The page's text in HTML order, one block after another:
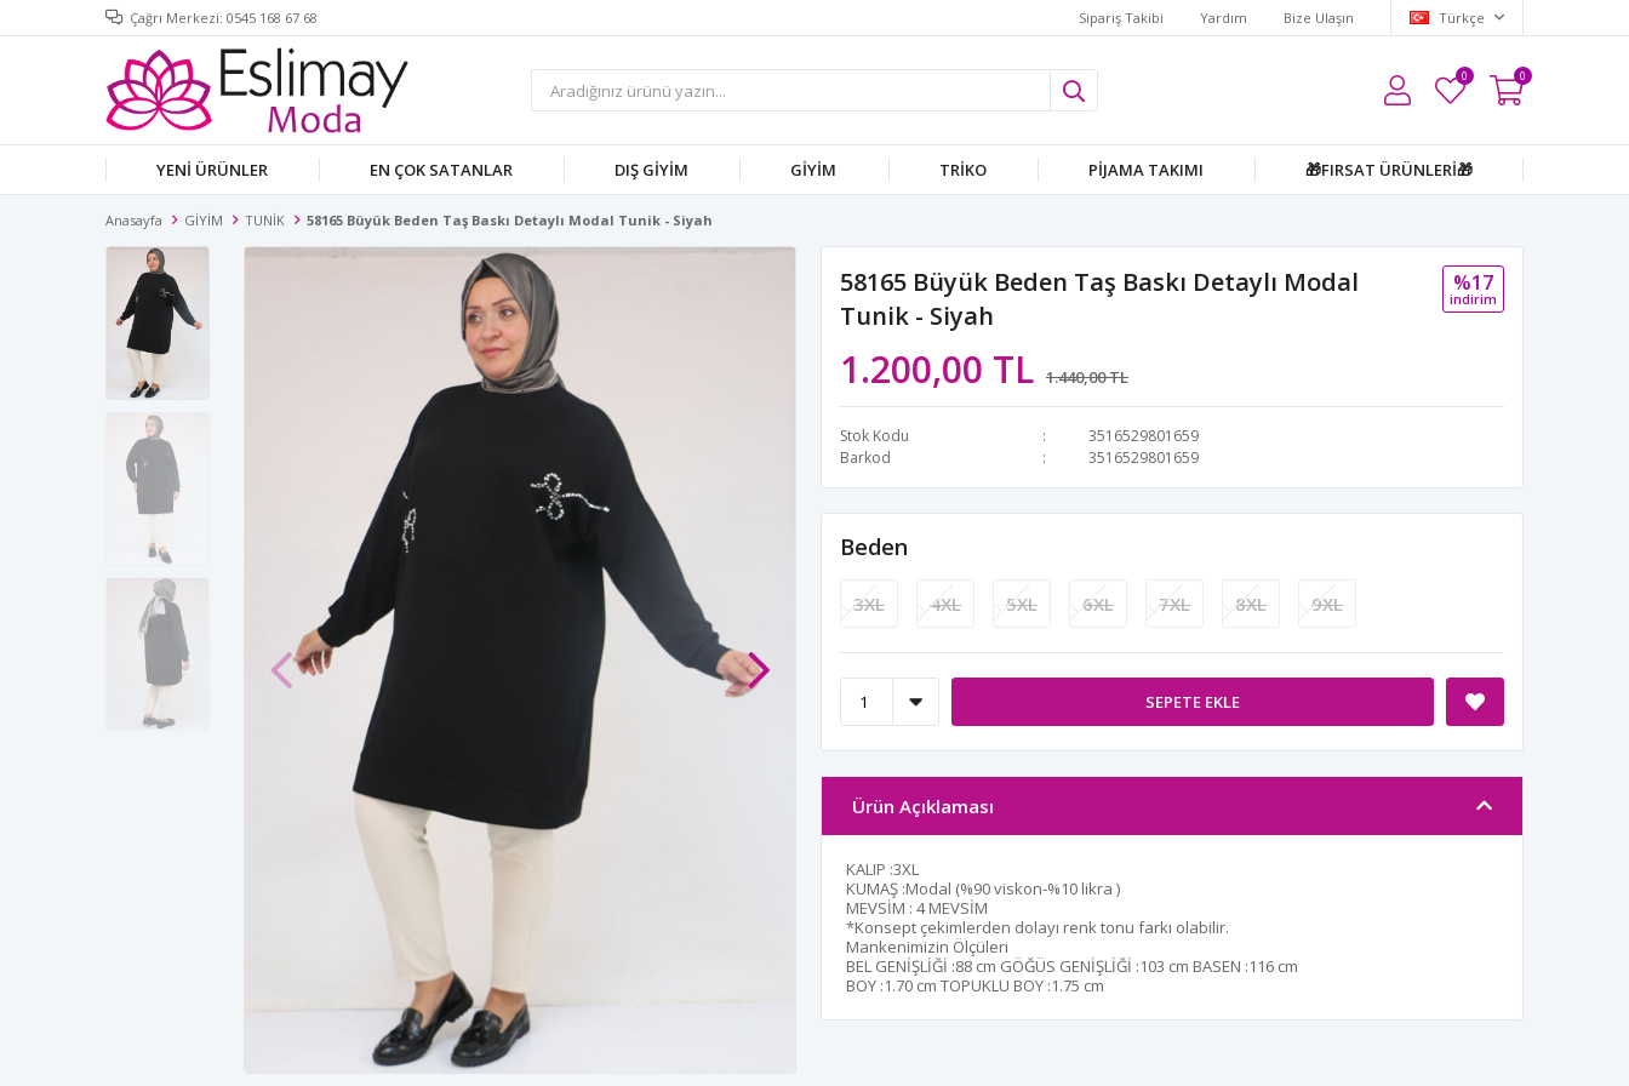
Çağrı Merkezi: 0545 168 67 68 Sipariş Takibi Yardım Bize Ulaşın Türkçe
0 0
YENİ ÜRÜNLER EN ÇOK SATANLAR DIŞ GİYİM GİYİM TRİKO PİJAMA TAKIMI 🎁FIRSAT ÜRÜNLERİ🎁
Anasayfa GİYİM TUNİK 58165 Büyük Beden Taş Baskı Detaylı Modal Tunik - Siyah
58165 Büyük Beden Taş Baskı Detaylı Modal
Tunik - Siyah
1.200,00 TL 1.440,00 TL
%17
i̇ndi̇ri̇m
Stok Kodu
3516529801659
Barkod
3516529801659
Beden
3XL 4XL 5XL 6XL 7XL 8XL 9XL
SEPETE EKLE
Ürün Açıklaması
KALIP :3XL
KUMAŞ :Modal (%90 viskon-%10 likra )
MEVSİM : 4 MEVSİM
*Konsept çekimlerden dolayı renk tonu farkı olabilir.
Mankenimizin Ölçüleri
BEL GENİŞLİĞİ :88 cm GÖĞÜS GENİŞLİĞİ :103 cm BASEN :116 cm
BOY :1.70 cm TOPUKLU BOY :1.75 cm